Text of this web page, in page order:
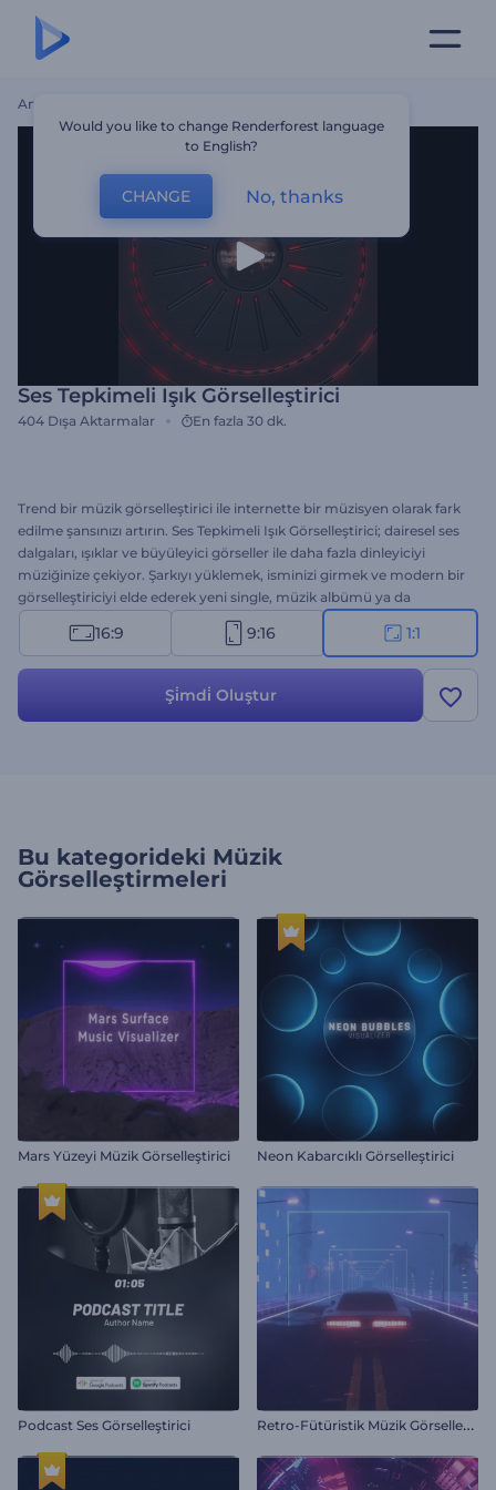
Ana Sayfa
Ses Tepkimeli Işık Görselleştirici
404 Dışa Aktarmalar En fazla 30 dk.
Trend bir müzik görselleştirici ile internette bir müzisyen olarak fark
edilme şansınızı artırın. Ses Tepkimeli Işık Görselleştirici; dairesel ses
dalgaları, ışıklar ve büyüleyici görseller ile daha fazla dinleyiciyi
müziğinize çekiyor. Şarkıyı yüklemek, isminizi girmek ve modern bir
görselleştiriciyi elde ederek yeni single, müzik albümü ya da
parçanızı sunmak bir dakika bile sürmüyor. Tekno, dans, hip-hop,
elektronik müzik tanıtımları ve hatta canlı ses yayınları için ideal. Bu
16:9 9:16 1:1
Şi̇mdi̇ Oluştur
Bu kategorideki Müzik
Görselleştirmeleri
Mars Yüzeyi Müzik Görselleştirici Neon Kabarcıklı Görselleştirici
Podcast Ses Görselleştirici R
etro-Fütüristik Müzik Görselleştirici
Would you like to change Renderforest language
to English?
CHANGE No, thanks